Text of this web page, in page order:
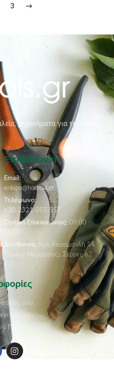
3 →
μηχανήματα για τον κήπο
Επικοινωνία
Email:
enkipo@hotmail.gr
Τηλέφωνο:
+30 2321 055 557
Ωράριο Επικοινωνίας: 09:00 -
15:00
Διεύθυνση: Κων.Καραμανλή 54
(Πρώην Μεραρχίας), Σέρρες 62
125
μου
μου
Προϊόντα